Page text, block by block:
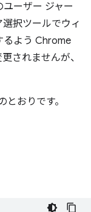
ーザー ジャー
択ツールでウィ
るよう Chrome
されませんが、
おりです。